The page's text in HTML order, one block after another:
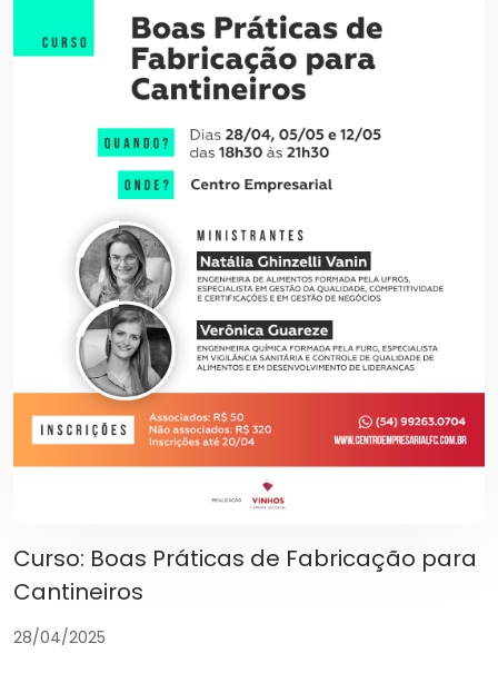
Curso: Boas Práticas de Fabricação para
Cantineiros
28/04/2025